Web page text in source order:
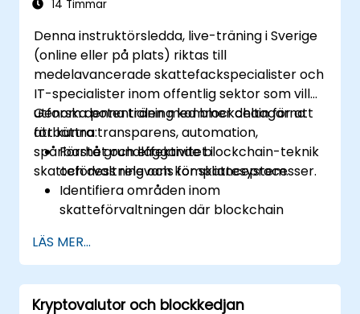
blockchain i företag.
14 Timmar
Denna instruktörsledda, live-träning i Sverige
(online eller på plats) riktas till
medelavancerade skattefackspecialister och
IT-specialister inom offentlig sektor som vill
utforska potentialen med blockchain för att
förbättra transparens, automation,
spårbarhet och effektivitet i
skatteförvaltning och komplianceprocesser.
Genom denna träning kommer deltagarna
att kunna:
Förstå grundläggande blockchain-teknik
och dess relevans för skattesystem.
Identifiera områden inom
skatteförvaltningen där blockchain
Värdera användningsfall som digital
fakturering, momsinsamling och
gränsöverskridande beskattning.
Beda omdenka utmaningar,
LÄS MER...
Kryptovalutor och blockkedjan